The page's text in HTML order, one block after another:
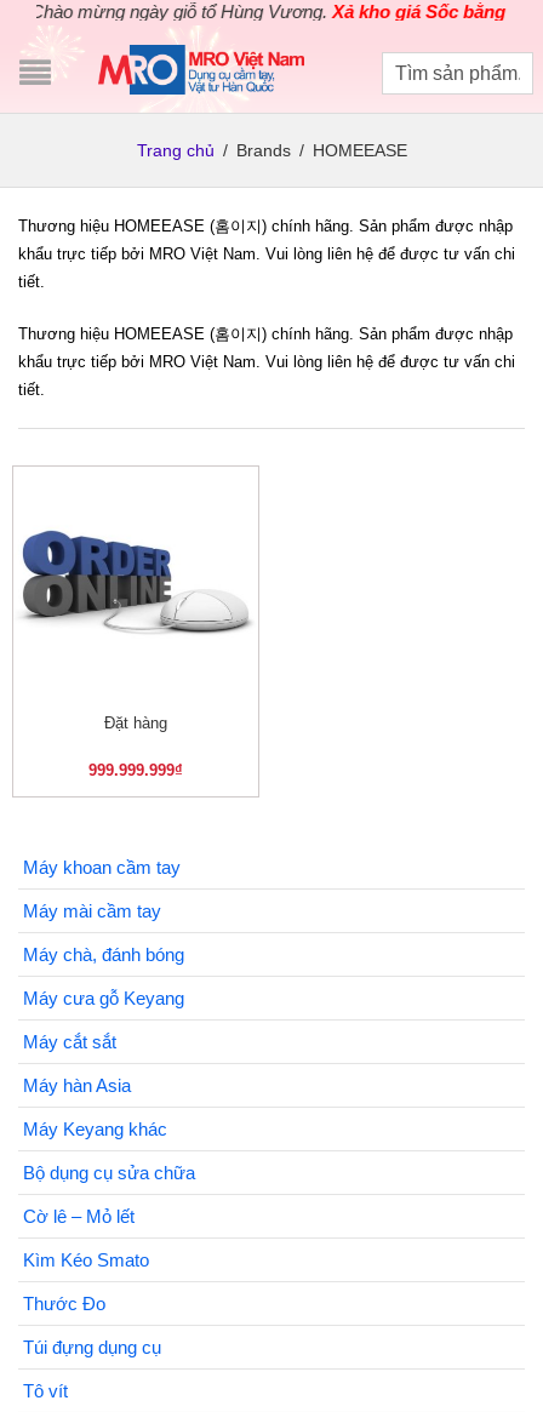
Chào mừng ngày giỗ tổ Hùng Vương.Xả kho giá Sốc bằng giá
Trang chủ / Brands / HOMEEASE
Thương hiệu HOMEEASE (홈이지) chính hãng. Sản phẩm được nhập
khẩu trực tiếp bởi MRO Việt Nam. Vui lòng liên hệ để được tư vấn chi
tiết.
Thương hiệu HOMEEASE (홈이지) chính hãng. Sản phẩm được nhập
khẩu trực tiếp bởi MRO Việt Nam. Vui lòng liên hệ để được tư vấn chi
tiết.
Đặt hàng
999.999.999₫
Máy khoan cầm tay
Máy mài cầm tay
Máy chà, đánh bóng
Máy cưa gỗ Keyang
Máy cắt sắt
Máy hàn Asia
Máy Keyang khác
Bộ dụng cụ sửa chữa
Cờ lê – Mỏ lết
Kìm Kéo Smato
Thước Đo
Túi đựng dụng cụ
Tô vít